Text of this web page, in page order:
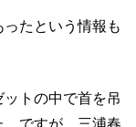
たという情報も
トの中で首を吊
ですが、三浦春